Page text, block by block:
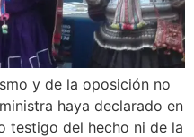
y de la oposición no
haya declarado en
testigo del hecho ni de la